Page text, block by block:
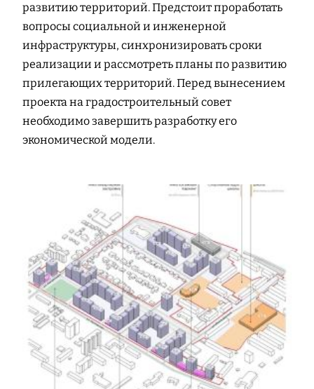
развитию территорий. Предстоит проработать
вопросы социальной и инженерной
инфраструктуры, синхронизировать сроки
реализации и рассмотреть планы по развитию
прилегающих территорий. Перед вынесением
проекта на градостроительный совет
необходимо завершить разработку его
экономической модели.